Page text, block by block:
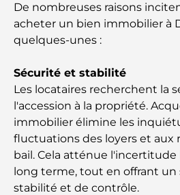
Les meilleurs iftars à Dubaï
incontournables pour un
mémorable
Cafés à Business Bay :
de la convivialité
Restaurants étoilés
gastronomique inoubliable
Découverte des restaurants
Estates : un guide culinaire
De nombreuses raisons
acheter un bien immobilier à
quelques-unes :
Sécurité et stabilité
Les locataires recherchent la
l'accession à la propriété.
immobilier élimine les
fluctuations des loyers et aux
bail. Cela atténue l'incertitude
long terme, tout en offrant
stabilité et de contrôle.